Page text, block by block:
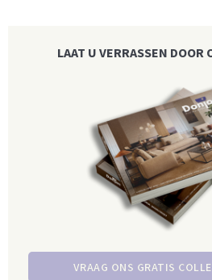
LAAT U VERRASSEN DOOR
VRAAG ONS GRATIS